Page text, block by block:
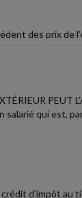
des prix de
PEUT
qui est,
d'impôt au